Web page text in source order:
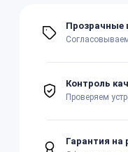
Прозрачные
Контроль
Проверяем
Гарантия на